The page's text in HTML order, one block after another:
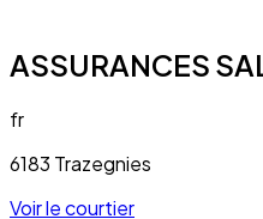
ASSURANCES
fr
6183 Trazegnies
Voir le courtier